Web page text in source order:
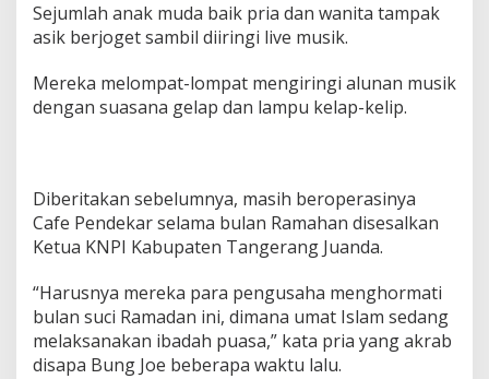
Sejumlah anak muda baik pria dan wanita tampak
asik berjoget sambil diiringi live musik.
Mereka melompat-lompat mengiringi alunan musik
dengan suasana gelap dan lampu kelap-kelip.
Diberitakan sebelumnya, masih beroperasinya
Cafe Pendekar selama bulan Ramahan disesalkan
Ketua KNPI Kabupaten Tangerang Juanda.
“Harusnya mereka para pengusaha menghormati
bulan suci Ramadan ini, dimana umat Islam sedang
melaksanakan ibadah puasa,” kata pria yang akrab
disapa Bung Joe beberapa waktu lalu.